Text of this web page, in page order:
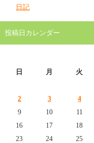
日記
投稿日カレンダー
日 月 火
2
3 4
9
10 11
16
17 18
23
24 25